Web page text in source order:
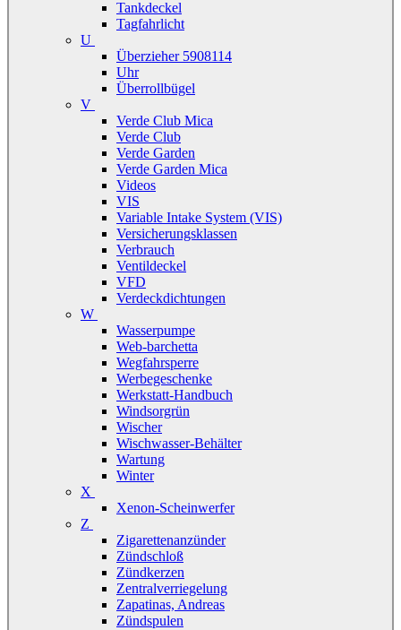
Tankdeckel
Tagfahrlicht
U
Überzieher 5908114
Uhr
Überrollbügel
V
Verde Club Mica
Verde Club
Verde Garden
Verde Garden Mica
Videos
VIS
Variable Intake System (VIS)
Versicherungsklassen
Verbrauch
Ventildeckel
VFD
Verdeckdichtungen
W
Wasserpumpe
Web-barchetta
Wegfahrsperre
Werbegeschenke
Werkstatt-Handbuch
Windsorgrün
Wischer
Wischwasser-Behälter
Wartung
Winter
X
Xenon-Scheinwerfer
Z
Zigarettenanzünder
Zündschloß
Zündkerzen
Zentralverriegelung
Zapatinas, Andreas
Zündspulen